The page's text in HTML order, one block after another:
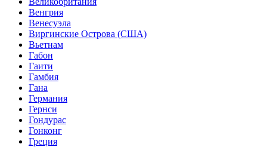
Венгрия
Венесуэла
Виргинские Острова (США)
Вьетнам
Габон
Гаити
Гамбия
Гана
Германия
Гернси
Гондурас
Гонконг
Греция